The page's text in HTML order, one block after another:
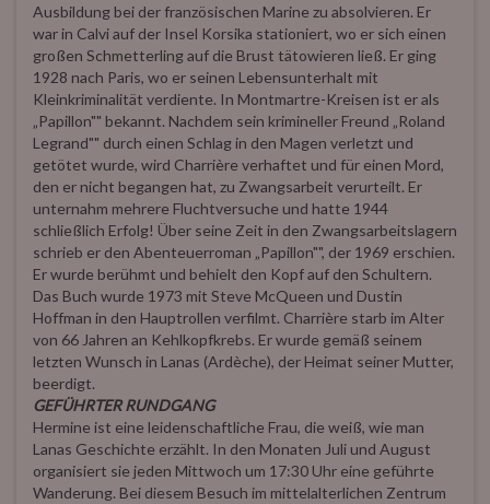
Ausbildung bei der französischen Marine zu absolvieren. Er
war in Calvi auf der Insel Korsika stationiert, wo er sich einen
großen Schmetterling auf die Brust tätowieren ließ. Er ging
1928 nach Paris, wo er seinen Lebensunterhalt mit
Kleinkriminalität verdiente. In Montmartre-Kreisen ist er als
„Papillon"" bekannt. Nachdem sein krimineller Freund „Roland
Legrand"" durch einen Schlag in den Magen verletzt und
getötet wurde, wird Charrière verhaftet und für einen Mord,
den er nicht begangen hat, zu Zwangsarbeit verurteilt. Er
unternahm mehrere Fluchtversuche und hatte 1944
schließlich Erfolg! Über seine Zeit in den Zwangsarbeitslagern
schrieb er den Abenteuerroman „Papillon"", der 1969 erschien.
Er wurde berühmt und behielt den Kopf auf den Schultern.
Das Buch wurde 1973 mit Steve McQueen und Dustin
Hoffman in den Hauptrollen verfilmt. Charrière starb im Alter
von 66 Jahren an Kehlkopfkrebs. Er wurde gemäß seinem
letzten Wunsch in Lanas (Ardèche), der Heimat seiner Mutter,
beerdigt.
GEFÜHRTER RUNDGANG
Hermine ist eine leidenschaftliche Frau, die weiß, wie man
Lanas Geschichte erzählt. In den Monaten Juli und August
organisiert sie jeden Mittwoch um 17:30 Uhr eine geführte
Wanderung. Bei diesem Besuch im mittelalterlichen Zentrum